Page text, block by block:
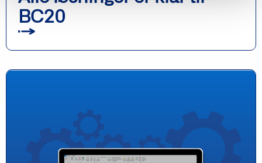
BC20